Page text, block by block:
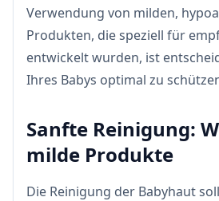
Verwendung von milden,
Produkten, die speziell für
entwickelt wurden, ist
Ihres Babys optimal zu
Sanfte Reinigung:
milde Produkte
Die Reinigung der Babyhaut